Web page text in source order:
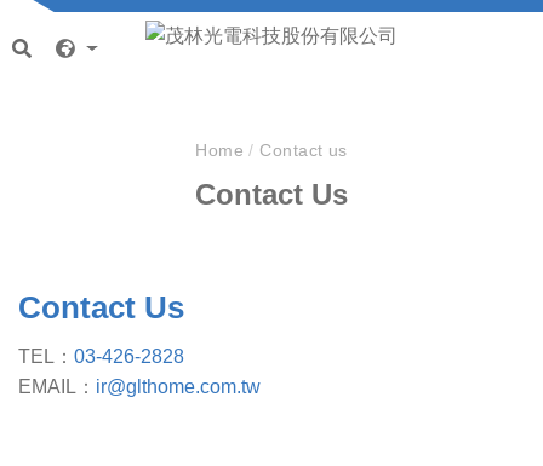
Home/ Contact us
Contact Us
Contact Us
TEL： 03-426-2828
EMAIL： ir@glthome.com.tw